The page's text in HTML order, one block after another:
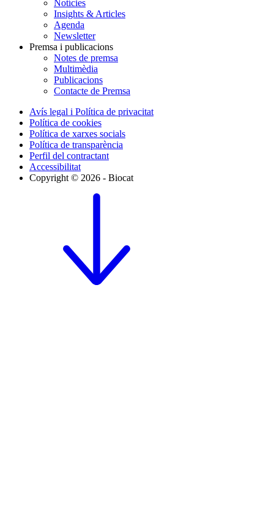
Notícies
Insights & Articles
Agenda
Newsletter
Premsa i publicacions
Notes de premsa
Multimèdia
Publicacions
Contacte de Premsa
Avís legal i Política de privacitat
Política de cookies
Política de xarxes socials
Política de transparència
Perfil del contractant
Accessibilitat
Copyright © 2026 - Biocat